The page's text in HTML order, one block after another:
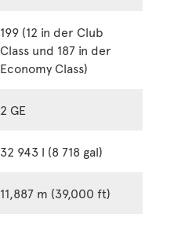
199 (12 in der Club
Class und 187 in der
Economy Class)
2 GE
32 943 l (8 718 gal)
11,887 m (39,000 ft)